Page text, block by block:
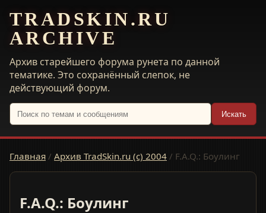
TRADSKIN.RU
ARCHIVE
Архив старейшего форума рунета по данной
тематике. Это сохранённый слепок, не
действующий форум.
Искать
Главная / Архив TradSkin.ru (с) 2004 / F.A.Q.: Боулинг
F.A.Q.: Боулинг